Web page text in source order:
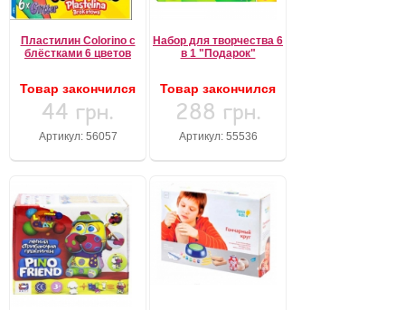
Пластилин Colorino с
блёстками 6 цветов
Товар закончился
44 грн.
Артикул: 56057
Набор для творчества 6
в 1 "Подарок"
Товар закончился
288 грн.
Артикул: 55536